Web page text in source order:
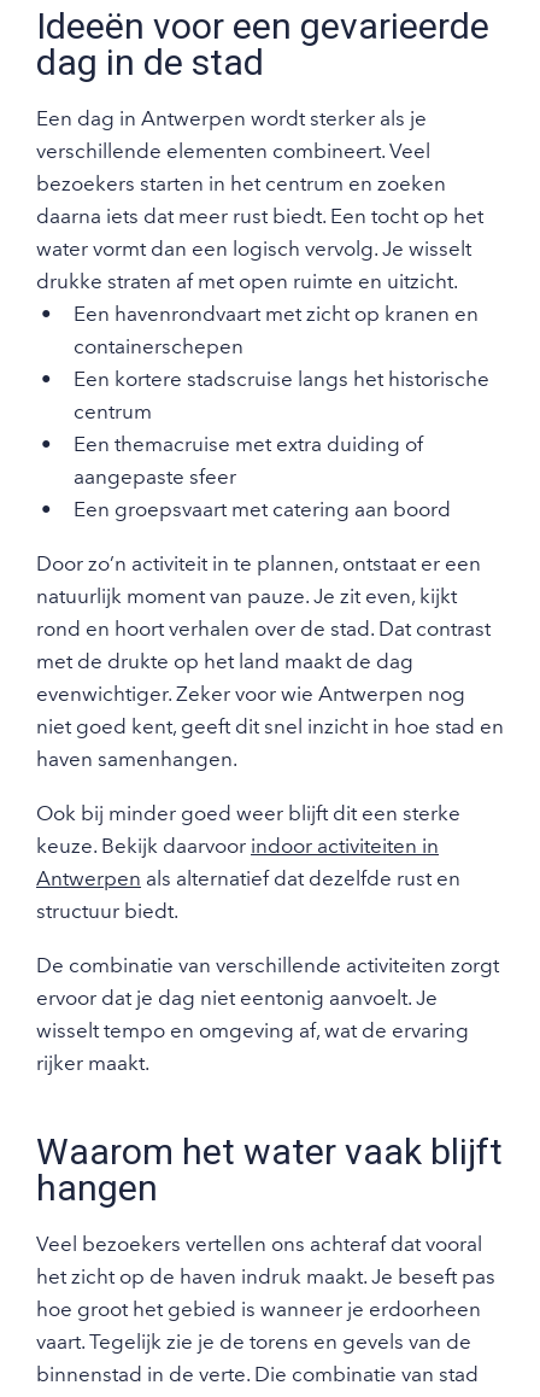
Ideeën voor een gevarieerde
dag in de stad
Een dag in Antwerpen wordt sterker als je
verschillende elementen combineert. Veel
bezoekers starten in het centrum en zoeken
daarna iets dat meer rust biedt. Een tocht op het
water vormt dan een logisch vervolg. Je wisselt
drukke straten af met open ruimte en uitzicht.
Een havenrondvaart met zicht op kranen en
containerschepen
Een kortere stadscruise langs het historische
centrum
Een themacruise met extra duiding of
aangepaste sfeer
Een groepsvaart met catering aan boord
Door zo’n activiteit in te plannen, ontstaat er een
natuurlijk moment van pauze. Je zit even, kijkt
rond en hoort verhalen over de stad. Dat contrast
met de drukte op het land maakt de dag
evenwichtiger. Zeker voor wie Antwerpen nog
niet goed kent, geeft dit snel inzicht in hoe stad en
haven samenhangen.
Ook bij minder goed weer blijft dit een sterke
keuze. Bekijk daarvoor indoor activiteiten in
Antwerpen als alternatief dat dezelfde rust en
structuur biedt.
De combinatie van verschillende activiteiten zorgt
ervoor dat je dag niet eentonig aanvoelt. Je
wisselt tempo en omgeving af, wat de ervaring
rijker maakt.
Waarom het water vaak blijft
hangen
Veel bezoekers vertellen ons achteraf dat vooral
het zicht op de haven indruk maakt. Je beseft pas
hoe groot het gebied is wanneer je erdoorheen
vaart. Tegelijk zie je de torens en gevels van de
binnenstad in de verte. Die combinatie van stad